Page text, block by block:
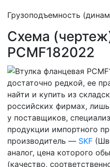
Грузоподъемность
Схема
PCMF182022
достаточно редкой, ее
найти и купить из
российских фирмах,
у поставщиков,
продукции импортного
производитель — SKF
аналог, цена которого
(качество,